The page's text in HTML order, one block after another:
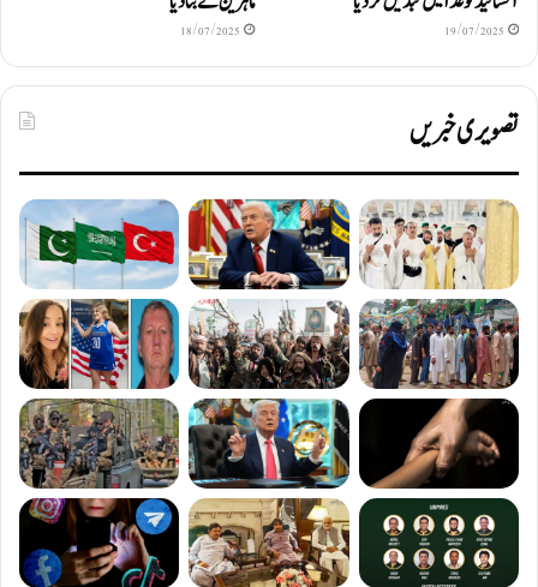
19/07/2025
18/07/2025
تصویری خبریں